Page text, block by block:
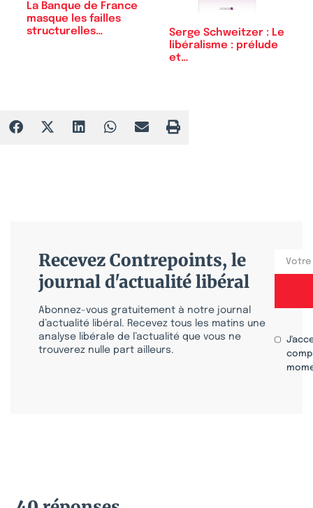
La Banque de France
masque les failles
structurelles…
Serge Schweitzer : Le
libéralisme : prélude
et…
Recevez Contrepoints, le
journal d'actualité libéral
Abonnez-vous gratuitement à notre journal
d’actualité libéral. Recevez tous les matins une
analyse libérale de l’actualité que vous ne
trouverez nulle part ailleurs.